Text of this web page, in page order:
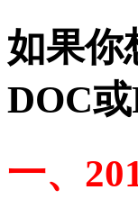
如果你
DOC
一、